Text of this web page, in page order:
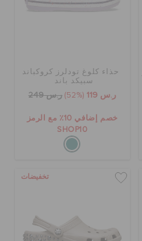
حذاء كلوغ تودلرز كروكباند
سبيكد باند
ر.س 119 (52%) ر.س 249
خصم إضافي 10٪ مع الرمز
SHOP10
تخفيضات